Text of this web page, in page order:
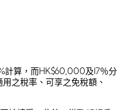
算，而HK$60,000及17％分
之稅率、可享之免稅額、